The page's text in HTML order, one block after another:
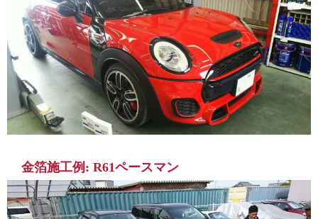
金箔施工例: R61ペースマン